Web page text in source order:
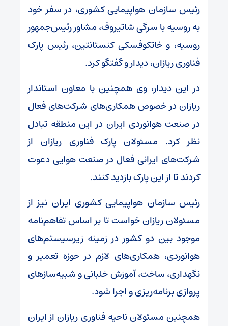
رئیس سازمان هواپیمایی کشوری، در سفر خود
به روسیه با سرگی شاتیروف، مشاور رئیس‌جمهور
روسیه، و خاتکوفسکی کنستانتین، رئیس پارک
فناوری ریازان، دیدار و گفتگو کرد.
در این دیدار، وی همچنین با معاون استاندار
ریازان در خصوص همکاری‌های شرکت‌های فعال
در صنعت هوانوردی ایران در این منطقه تبادل
نظر کرد. مسئولان پارک فناوری ریازان از
شرکت‌های ایرانی فعال در صنعت هوایی دعوت
کردند تا از این پارک بازدید کنند.
رئیس سازمان هواپیمایی کشوری ایران نیز از
مسئولان ریازان خواست تا بر اساس تفاهم‌نامه
موجود بین دو کشور در زمینه زیرسیستم‌های
هوانوردی، همکاری‌های لازم در حوزه تعمیر و
نگهداری، ساخت، آموزش خلبانی و شبیه‌سازهای
پروازی برنامه‌ریزی و اجرا شود.
همچنین مسئولان ناحیه فناوری ریازان از ایران